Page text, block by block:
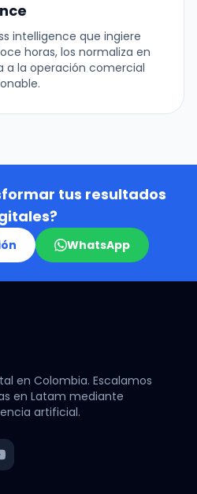
intelligence que ingiere
horas, los normaliza en
a la operación comercial
tus resultados
WhatsApp
en Colombia. Escalamos
en Latam mediante
artificial.